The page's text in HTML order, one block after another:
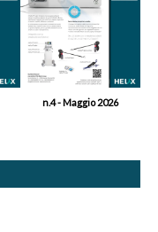
n.4 - Maggio 2026